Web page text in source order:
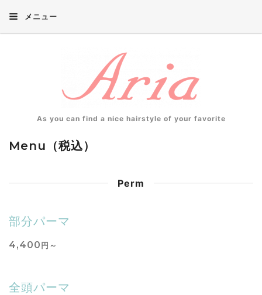
メニュー
As you can find a nice hairstyle of your favorite
Menu（税込）
Perm
部分パーマ
4,400 円～
全頭パーマ